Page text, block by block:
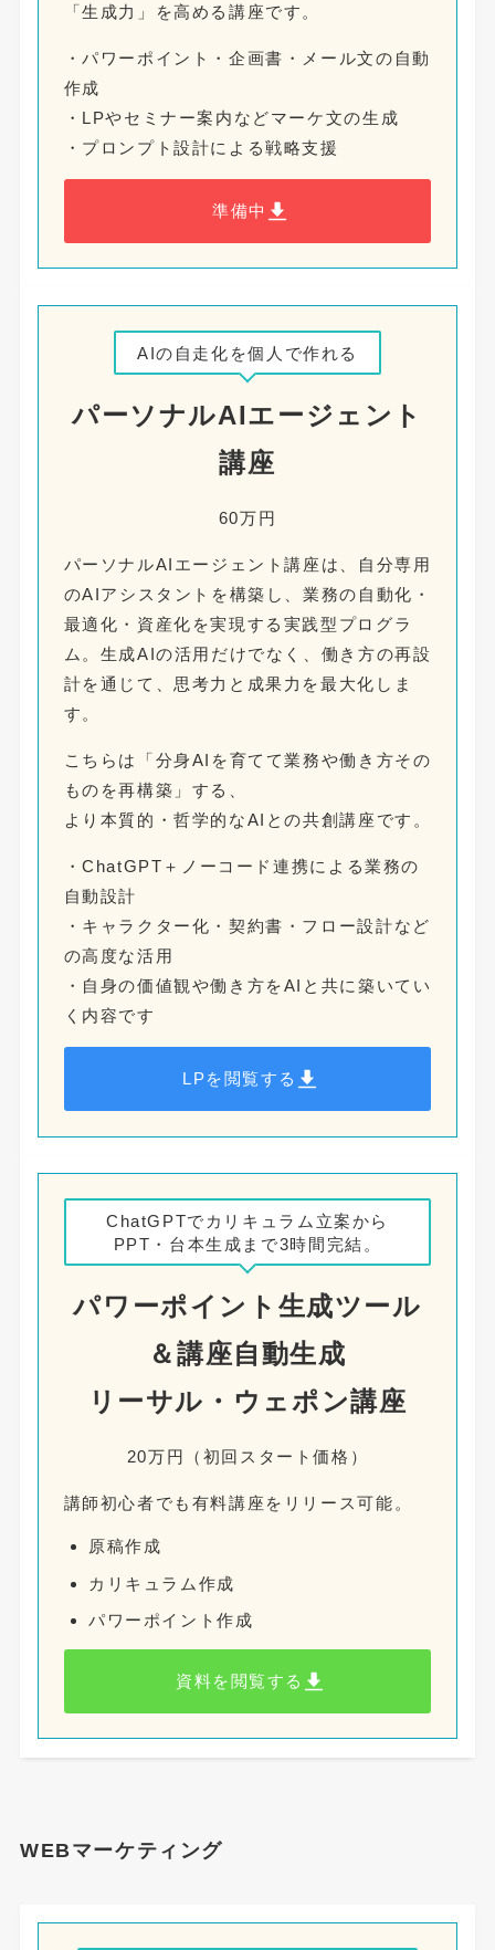
「生成力」を高める講座です。
・パワーポイント・企画書・メール文の自動
作成
・LPやセミナー案内などマーケ文の生成
・プロンプト設計による戦略支援
準備中
AIの自走化を個人で作れる
パーソナルAIエージェント
講座
60万円
パーソナルAIエージェント講座は、自分専用
のAIアシスタントを構築し、業務の自動化・
最適化・資産化を実現する実践型プログラ
ム。生成AIの活用だけでなく、働き方の再設
計を通じて、思考力と成果力を最大化しま
す。
こちらは「分身AIを育てて業務や働き方その
ものを再構築」する、
より本質的・哲学的なAIとの共創講座です。
・ChatGPT＋ノーコード連携による業務の
自動設計
・キャラクター化・契約書・フロー設計など
の高度な活用
・自身の価値観や働き方をAIと共に築いてい
く内容です
LPを閲覧する
ChatGPTでカリキュラム立案から
PPT・台本生成まで3時間完結。
パワーポイント生成ツール
＆講座自動生成
リーサル・ウェポン講座
20万円（初回スタート価格）
講師初心者でも有料講座をリリース可能。
原稿作成
カリキュラム作成
パワーポイント作成
資料を閲覧する
WEBマーケティング